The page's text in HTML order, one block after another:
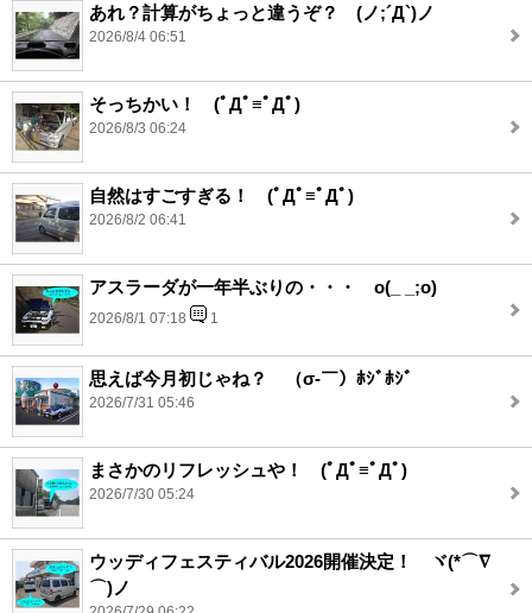
あれ？計算がちょっと違うぞ？ (ノ;´Д`)ノ
2026/8/4 06:51
そっちかい！ (ﾟДﾟ≡ﾟДﾟ)
2026/8/3 06:24
自然はすごすぎる！ (ﾟДﾟ≡ﾟДﾟ)
2026/8/2 06:41
アスラーダが一年半ぶりの・・・ o(_ _;o)
2026/8/1 07:18 1
思えば今月初じゃね？ （σ‐￣）ﾎｼﾞﾎｼﾞ
2026/7/31 05:46
まさかのリフレッシュや！ (ﾟДﾟ≡ﾟДﾟ)
2026/7/30 05:24
ウッディフェスティバル2026開催決定！ ヾ(*⌒∇
⌒)ノ